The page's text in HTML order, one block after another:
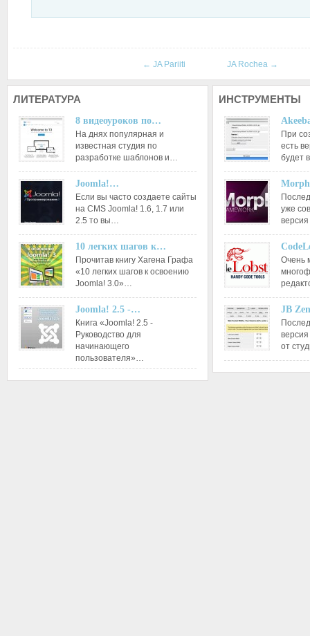
← JA Pariiti JA Rochea →
ЛИТЕРАТУРА
8 видеоуроков по…
На днях популярная и
известная студия по
разработке шаблонов и…
Joomla!…
Если вы часто создаете сайты
на CMS Joomla! 1.6, 1.7 или
2.5 то вы…
10 легких шагов к…
Прочитав книгу Хагена Графа
«10 легких шагов к освоению
Joomla! 3.0»…
Joomla! 2.5 -…
Книга «Joomla! 2.5 -
Руководство для
начинающего
пользователя»…
ИНСТРУМЕНТЫ
При
есть
будет
уже
Очень
JB
от